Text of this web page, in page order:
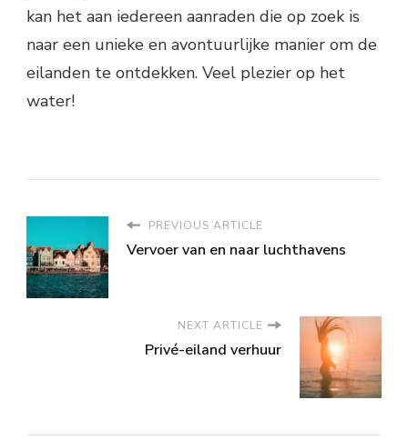
kan het aan iedereen aanraden die op zoek is
naar een unieke en avontuurlijke manier om de
eilanden te ontdekken. Veel plezier op het
water!
PREVIOUS ARTICLE
Vervoer van en naar luchthavens
NEXT ARTICLE
Privé-eiland verhuur